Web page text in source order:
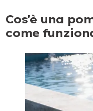
Cos'è una
come